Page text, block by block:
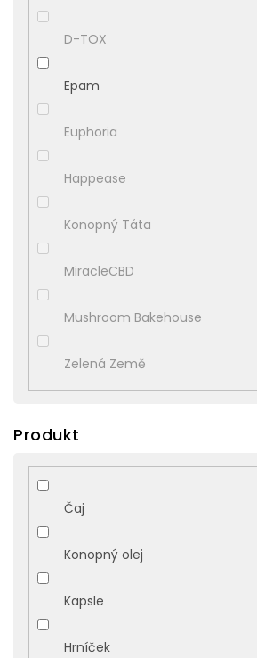
D-TOX
Epam
Euphoria
Happease
Konopný Táta
MiracleCBD
Mushroom Bakehouse
Zelená Země
Produkt
Čaj
Konopný olej
Kapsle
Hrníček